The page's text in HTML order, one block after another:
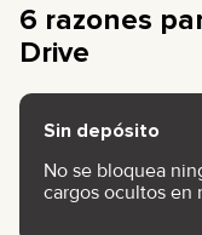
6 razones
Drive
Sin depósito
No se bloquea
cargos ocultos en